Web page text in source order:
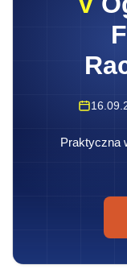
Praktyczna